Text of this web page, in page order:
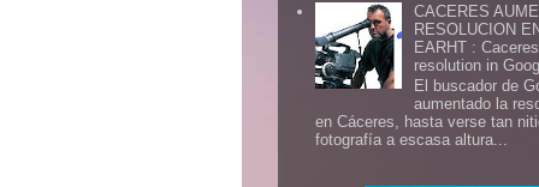
CACERES
RESOLUCION
EARHT :
resolution in
El buscador de
aumentado la
en Cáceres, hasta verse tan
fotografía a escasa altura...